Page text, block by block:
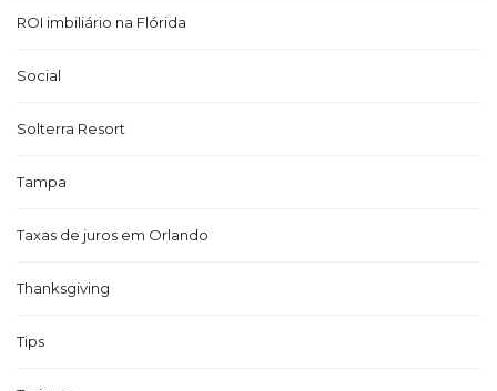
ROI imbiliário na Flórida
Social
Solterra Resort
Tampa
Taxas de juros em Orlando
Thanksgiving
Tips